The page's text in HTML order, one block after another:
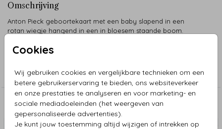
Cookies
Wij gebruiken cookies en vergelijkbare technieken om een
betere gebruikerservaring te bieden, ons websiteverkeer
en onze prestaties te analyseren en voor marketing- en
sociale mediadoeleinden (het weergeven van
gepersonaliseerde advertenties).
Je kunt jouw toestemming altijd wijzigen of intrekken op
Omschrijving
Anton Pieck geboortekaart met een baby slapend in een
rotan wiegje hangend in een in bloesem staande boom.
Anton Pieck
Aanbevolen